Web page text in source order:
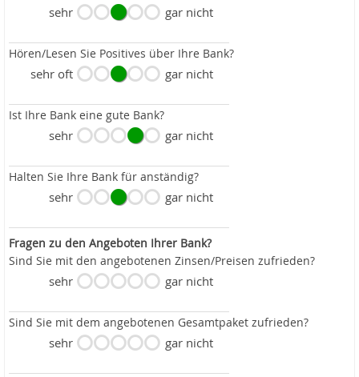
sehr gar nicht
Hören/Lesen Sie Positives über Ihre Bank?
sehr oft gar nicht
Ist Ihre Bank eine gute Bank?
sehr gar nicht
Halten Sie Ihre Bank für anständig?
sehr gar nicht
Fragen zu den Angeboten Ihrer Bank?
Sind Sie mit den angebotenen Zinsen/Preisen zufrieden?
sehr gar nicht
Sind Sie mit dem angebotenen Gesamtpaket zufrieden?
sehr gar nicht